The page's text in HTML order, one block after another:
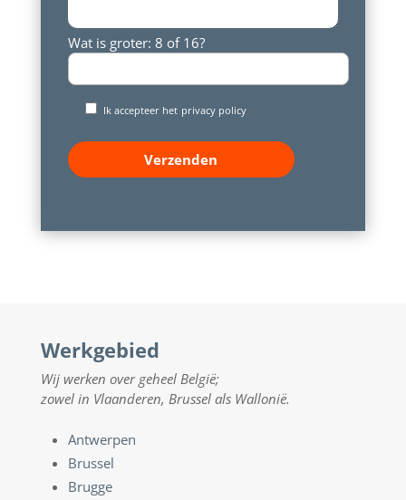
Wat is groter: 8 of 16?
Ik accepteer het privacy policy
Werkgebied
Wij werken over geheel België;
zowel in Vlaanderen, Brussel als Wallonië.
Antwerpen
Brussel
Brugge